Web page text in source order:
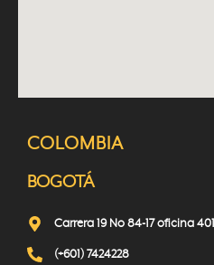
COLOMBIA
BOGOTÁ
Carrera 19 No 84-17 oficina 401
(+601) 7424228